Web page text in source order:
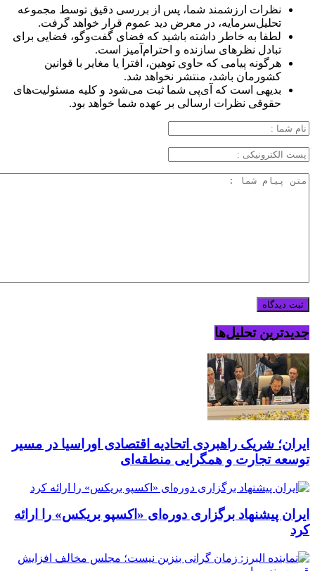
نظرات ارزشمند شما، پس از بررسی دقیق توسط مجموعه
تحلیل‌سرمایه، در معرض دید عموم قرار خواهد گرفت.
لطفا به خاطر داشته باشید که فضای گفت‌وگو، فضایی برای
تبادل نظرهای سازنده و احترام‌آمیز است.
هرگونه پیامی که حاوی توهین، افترا یا مغایر با قوانین
کشورمان باشد، منتشر نخواهد شد.
بدیهی است که آی‌پی شما ثبت می‌شود و کلیه مسئولیت‌های
حقوقی نظرات ارسالی بر عهده شما خواهد بود.
جدیدترین تحلیل‌ها
ایران؛ شریک راهبردی اتحادیه اقتصادی اوراسیا در مسیر
توسعه تجارت و همگرایی منطقه‌ای
ایران پیشنهاد برگزاری دوره‌ای «اکسپو بریکس» را ارائه
کرد